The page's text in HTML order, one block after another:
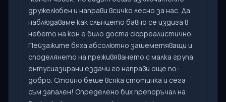
дружелюбен и направи всичко лесно за нас. Да
наблюдаваме как слънцето бавно се издига в
небето на кон е било доста сюрреалистично.
Пейзажите бяха абсолютно зашеметяващи и
споделянето на преживяването с малка група
ентусиазирани ездачи го направи още по-
добро. Стойно беше всяка стотинка и сега
съм запален! Определено бих препоръчал на